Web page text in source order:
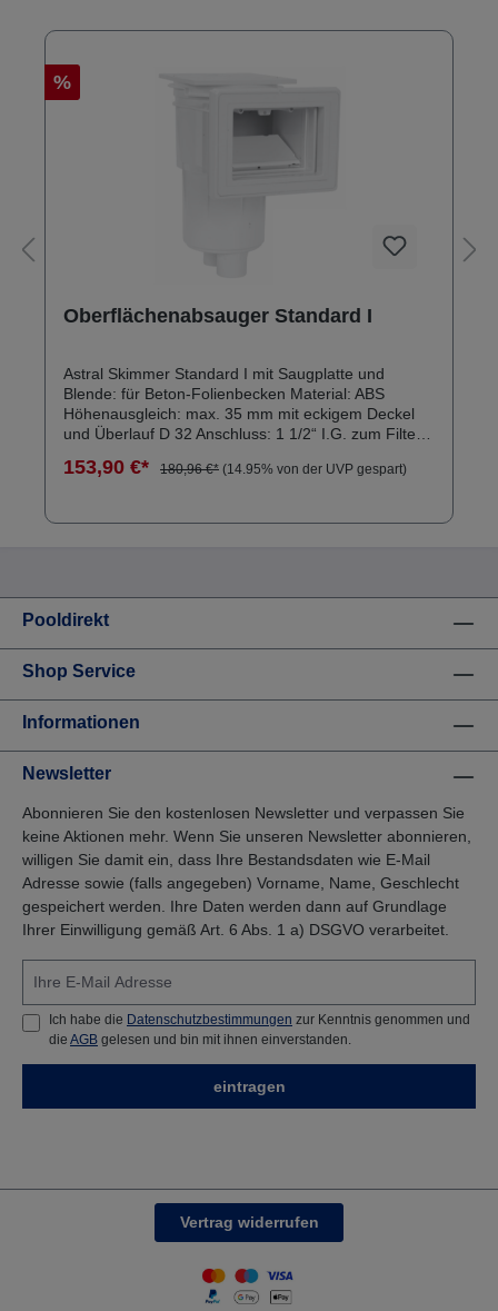
%
Oberflächenabsauger Standard I
Astral Skimmer Standard I mit Saugplatte und
Blende: für Beton-Folienbecken Material: ABS
Höhenausgleich: max. 35 mm mit eckigem Deckel
und Überlauf D 32 Anschluss: 1 1/2“ I.G. zum Filter
153,90 €* 180,96 €* (14.95% von der UVP gespart)
Pooldirekt
Shop Service
Informationen
Newsletter
Abonnieren Sie den kostenlosen Newsletter und verpassen Sie
keine Aktionen mehr. Wenn Sie unseren Newsletter abonnieren,
willigen Sie damit ein, dass Ihre Bestandsdaten wie E-Mail
Adresse sowie (falls angegeben) Vorname, Name, Geschlecht
gespeichert werden. Ihre Daten werden dann auf Grundlage
Ihrer Einwilligung gemäß Art. 6 Abs. 1 a) DSGVO verarbeitet.
Ich habe die Datenschutzbestimmungen zur Kenntnis genommen und
die AGB gelesen und bin mit ihnen einverstanden.
eintragen
Vertrag widerrufen